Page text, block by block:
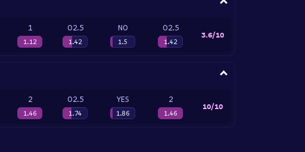
1
1.12
O2.5
1.42
NO
1.5
O2.5
1.42
3.6/10
2
1.46
O2.5
1.74
YES
1.86
2
1.46
10/10